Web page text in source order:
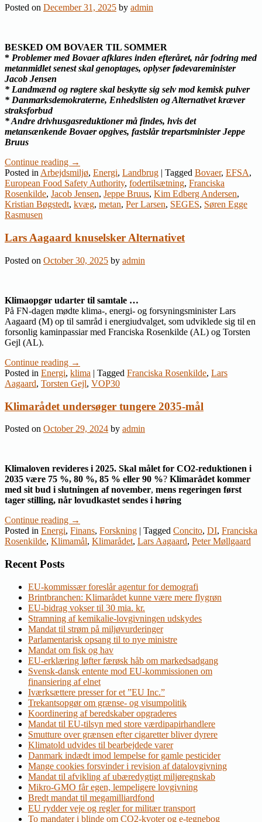
Posted on December 31, 2025 by admin
BESKED OM BOVAER TIL SOMMER
* Problemer med Bovaer afklares inden efteråret, når fodring med
metanmidlet senest skal genoptages, oplyser fødevareminister
Jacob Jensen
* Landmænd og røgtere skal beskytte sig selv mod kemisk pulver
* Danmarksdemokraterne, Enhedslisten og Alternativet kræver
straksforbud
* Andre drivhusgasreduktioner må findes, hvis det
metansænkende Bovaer opgives, fastslår trepartsminister Jeppe
Bruus
Continue reading →
Posted inArbejdsmiljø, Energi, Landbrug | Tagged Bovaer, EFSA,
European Food Safety Authority, fodertilsætning, Franciska
Rosenkilde, Jacob Jensen, Jeppe Bruus, Kim Edberg Andersen,
Kristian Bøgstedt, kvæg, metan, Per Larsen, SEGES, Søren Egge
Rasmusen
Lars Aagaard knuselsker Alternativet
Posted on October 30, 2025 by admin
Klimaopgør udarter til samtale …
På FN-dagen mødte klima-, energi- og forsyningsminister Lars
Aagaard (M) op til samråd i energiudvalget, som udviklede sig til en
forsonlig kaminpassiar med Franciska Rosenkilde (AL) og Torsten
Gejl (AL).
Continue reading →
Posted in Energi, klima | Tagged Franciska Rosenkilde, Lars
Aagaard, Torsten Gejl, VOP30
Klimarådet undersøger tungere 2035-mål
Posted on October 29, 2024 by admin
Klimaloven revideres i 2025. Skal målet for CO2-reduktionen i
2035 være 75 %, 80 %, 85 % eller 90 %? Klimarådet kommer
med sit bud i slutningen af november, mens regeringen først
tager stilling, når lovudkastet sendes i høring
Continue reading →
Posted in Energi, Finans, Forskning | Tagged Concito, DI, Franciska
Rosenkilde, Klimamål, Klimarådet, Lars Aagaard, Peter Møllgaard
Recent Posts
EU-kommissær foreslår agentur for demografi
Brintbranchen: Klimarådet kunne være mere flygrøn
EU-bidrag vokser til 30 mia. kr.
Stramning af kemikalie-lovgivningen udskydes
Mandat til strøm på miljøvurderinger
Parlamentarisk opsang til to nye ministre
Mandat om fisk og hav
EU-erklæring løfter færøsk håb om markedsadgang
Svensk-dansk entente mod EU-kommissionen om
finansiering af elnet
Iværksættere presser for et ”EU Inc.”
Trekantsopgør om grænse- og visumpolitik
Koordinering af beredskaber opgraderes
Mandat til EU-tilsyn med store værdipapirhandlere
Smutture over grænsen efter cigaretter bliver dyrere
Klimatold udvides til bearbejdede varer
Danmark indædt imod lempelse for gamle pesticider
Mange cookies forsvinder i revision af datalovgivning
Mandat til afvikling af ubæredygtigt miljøregnskab
Mikro-GMO får egen, lempeligere lovgivning
Bredt mandat til megamilliardfond
EU rydder veje og regler for militær transport
To mandater i blinde om CO2-kvoter og e-tegnebog